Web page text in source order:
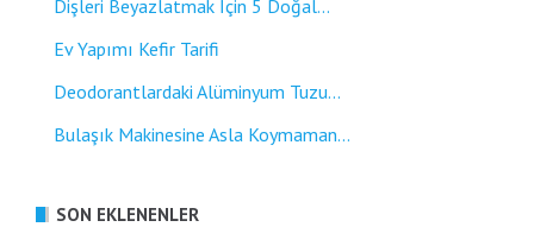
Dişleri Beyazlatmak İçin 5 Doğal...
Ev Yapımı Kefir Tarifi
Deodorantlardaki Alüminyum Tuzu...
Bulaşık Makinesine Asla Koymaman...
SON EKLENENLER